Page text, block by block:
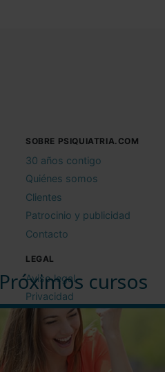
Próximos cursos
SOBRE PSIQUIATRIA.COM
30 años contigo
Quiénes somos
Clientes
Patrocinio y publicidad
Contacto
LEGAL
Aviso legal
Privacidad
Cookies
Condiciones de uso